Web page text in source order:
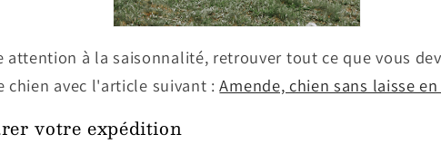
attention à la saisonnalité, retrouver tout ce que vous
chien avec l'article suivant :Amende, chien sans laisse
votre expédition